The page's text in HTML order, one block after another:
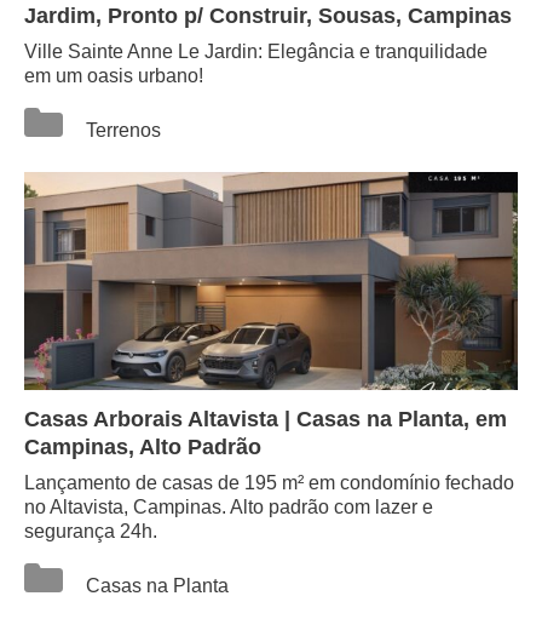
Jardim, Pronto p/ Construir, Sousas, Campinas
Ville Sainte Anne Le Jardin: Elegância e tranquilidade
em um oasis urbano!
Terrenos
Casas Arborais Altavista | Casas na Planta, em
Campinas, Alto Padrão
Lançamento de casas de 195 m² em condomínio fechado
no Altavista, Campinas. Alto padrão com lazer e
segurança 24h.
Casas na Planta